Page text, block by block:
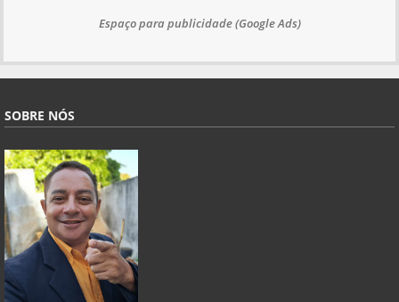
Espaço para publicidade (Google Ads)
SOBRE NÓS